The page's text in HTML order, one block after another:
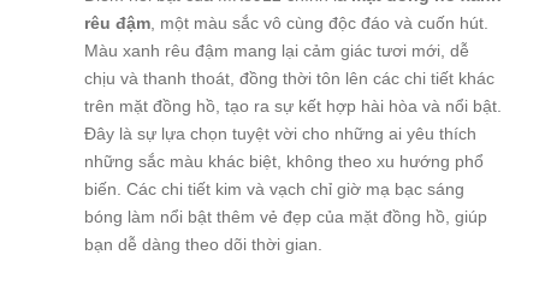
rêu đậm , một màu sắc vô cùng độc đáo và cuốn hút.
Màu xanh rêu đậm mang lại cảm giác tươi mới, dễ
chịu và thanh thoát, đồng thời tôn lên các chi tiết khác
trên mặt đồng hồ, tạo ra sự kết hợp hài hòa và nổi bật.
Đây là sự lựa chọn tuyệt vời cho những ai yêu thích
những sắc màu khác biệt, không theo xu hướng phổ
biến. Các chi tiết kim và vạch chỉ giờ mạ bạc sáng
bóng làm nổi bật thêm vẻ đẹp của mặt đồng hồ, giúp
bạn dễ dàng theo dõi thời gian.